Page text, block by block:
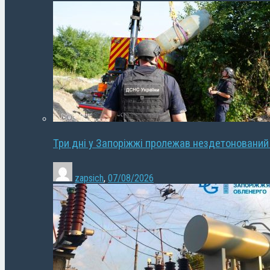
Три дні у Запоріжжі пролежав
zapsich, 07/08/2026